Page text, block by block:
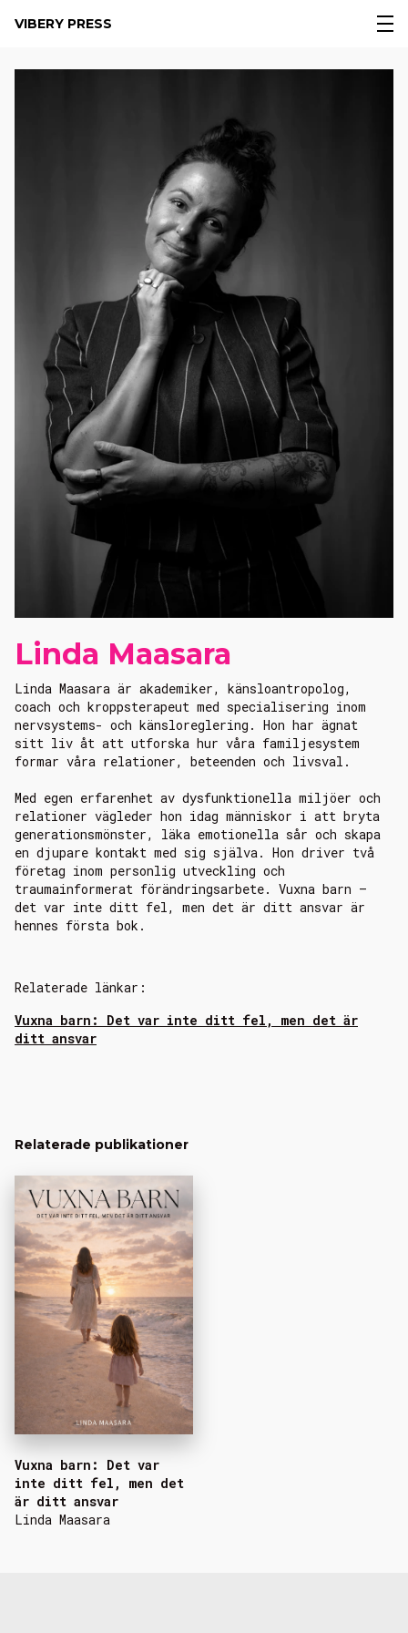
VIBERY PRESS
Linda Maasara
Linda Maasara är akademiker, känsloantropolog,
coach och kroppsterapeut med specialisering inom
nervsystems- och känsloreglering. Hon har ägnat
sitt liv åt att utforska hur våra familjesystem
formar våra relationer, beteenden och livsval.
Med egen erfarenhet av dysfunktionella miljöer och
relationer vägleder hon idag människor i att bryta
generationsmönster, läka emotionella sår och skapa
en djupare kontakt med sig själva. Hon driver två
företag inom personlig utveckling och
traumainformerat förändringsarbete. Vuxna barn –
det var inte ditt fel, men det är ditt ansvar är
hennes första bok.
Relaterade länkar:
Vuxna barn: Det var inte ditt fel, men det är
ditt ansvar
Relaterade publikationer
Vuxna barn: Det var
inte ditt fel, men det
är ditt ansvar
Linda Maasara